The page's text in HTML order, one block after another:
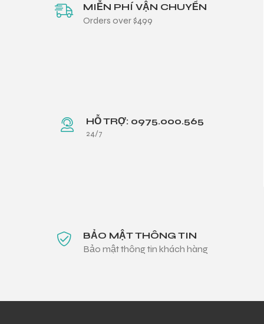
MIỄN PHÍ VẬN CHUYỂN
Orders over $499
HỖ TRỢ: 0975.000.565
24/7
BẢO MẬT THÔNG TIN
Bảo mật thông tin khách hàng